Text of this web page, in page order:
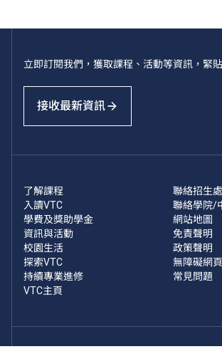
立即訂閱我們，獲取課程、活動等資訊，緊
接收最新資訊
了解課程
入讀VTC
學費及獎助學金
資訊與活動
校園生活
探索VTC
持續專業進修
VTC主頁
聯絡招生處
聯絡學院/
網站地圖
免責聲明
政策聲明
無障礙網頁
常見問題